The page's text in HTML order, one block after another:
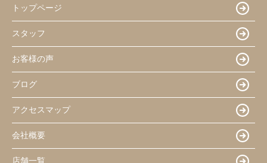
トップページ
スタッフ
お客様の声
ブログ
アクセスマップ
会社概要
店舗一覧